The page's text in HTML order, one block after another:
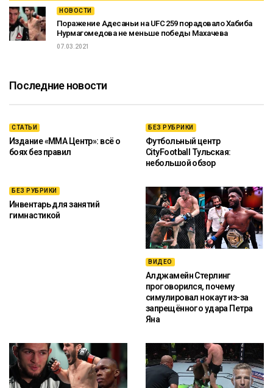
НОВОСТИ
Поражение Адесаньи на UFC 259 порадовало Хабиба
Нурмагомедова не меньше победы Махачева
07.03.2021
Последние новости
СТАТЬИ
Издание «ММА Центр»: всё о
боях без правил
БЕЗ РУБРИКИ
Футбольный центр
CityFootball Тульская:
небольшой обзор
БЕЗ РУБРИКИ
Инвентарь для занятий
гимнастикой
ВИДЕО
Алджамейн Стерлинг
проговорился, почему
симулировал нокаут из-за
запрещённого удара Петра
Яна